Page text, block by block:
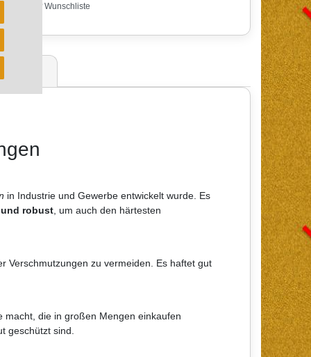
Wunschliste
in Industrie und Gewerbe entwickelt wurde. Es
robust, um auch den härtesten
Verschmutzungen zu vermeiden. Es haftet gut
macht, die in großen Mengen einkaufen
geschützt sind.